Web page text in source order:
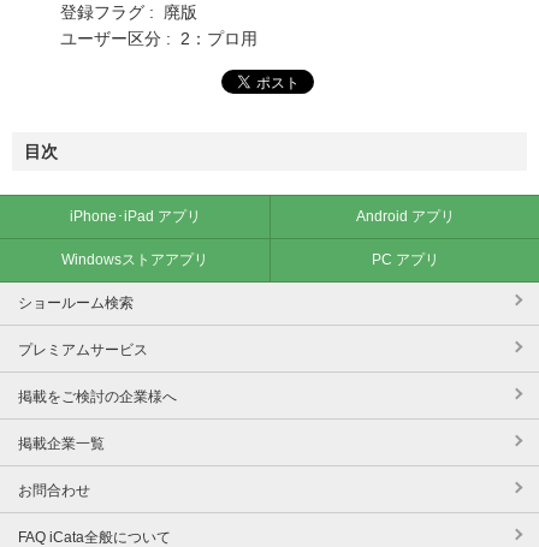
登録フラグ : 廃版
ユーザー区分 : 2：プロ用
目次
iPhone･iPad アプリ Android アプリ
Windowsストアアプリ PC アプリ
ショールーム検索
プレミアムサービス
掲載をご検討の企業様へ
掲載企業一覧
お問合わせ
FAQ iCata全般について